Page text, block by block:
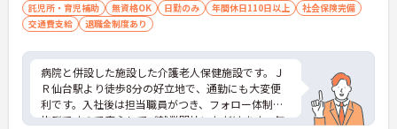
託児所・育児補助
無資格OK 日勤のみ 年間休日110日以上
社会保険完備
交通費支給
退職金制度あり
病院と併設した施設した介護老人保健施設です。Ｊ
Ｒ仙台駅より徒歩8分の好立地で、通勤にも大変便
利です。入社後は担当職員がつき、フォロー体制も
抜群ですので安心してご就業開始いただけます。年